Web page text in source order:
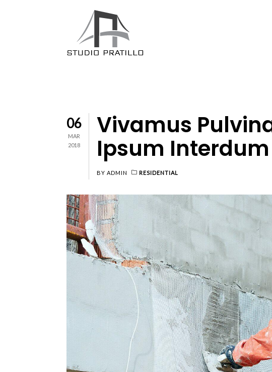
06
MAR
2018
Vivamus
Ipsum Interdum
BY ADMIN RESIDENTIAL